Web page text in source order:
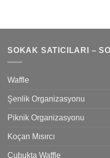
SOKAK SATICILARI –
Waffle
Şenlik Organizasyonu
Piknik Organizasyonu
Koçan Mısırcı
Çubukta Waffle